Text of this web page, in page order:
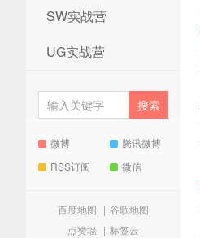
SW实战营
UG实战营
微博
腾讯微博
RSS订阅
微信
百度地图 | 谷歌地图
点赞墙 | 标签云